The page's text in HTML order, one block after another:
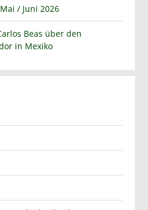
/ Juni 2026
Beas über den
in Mexiko